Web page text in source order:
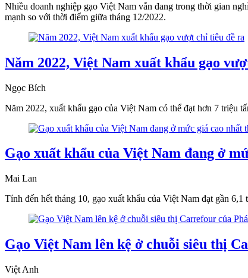
Nhiều doanh nghiệp gạo Việt Nam vẫn đang trong thời gian
mạnh so với thời điểm giữa tháng 12/2022.
Năm 2022, Việt Nam xuất khẩu gạo
Ngọc Bích
Năm 2022, xuất khẩu gạo của Việt Nam có thể đạt hơn 7 triệu
Gạo xuất khẩu của Việt Nam đang ở
Mai Lan
Tính đến hết tháng 10, gạo xuất khẩu của Việt Nam đạt gần
Gạo Việt Nam lên kệ ở chuỗi siêu thị
Việt Anh